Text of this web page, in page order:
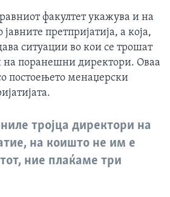
факултет укажува и на
претпријатија, а која,
ситуации во кои се трошат
на поранешни директори. Оваа
постоењето менаџерски
тројца директори на
на коишто не им е
ние плаќаме три